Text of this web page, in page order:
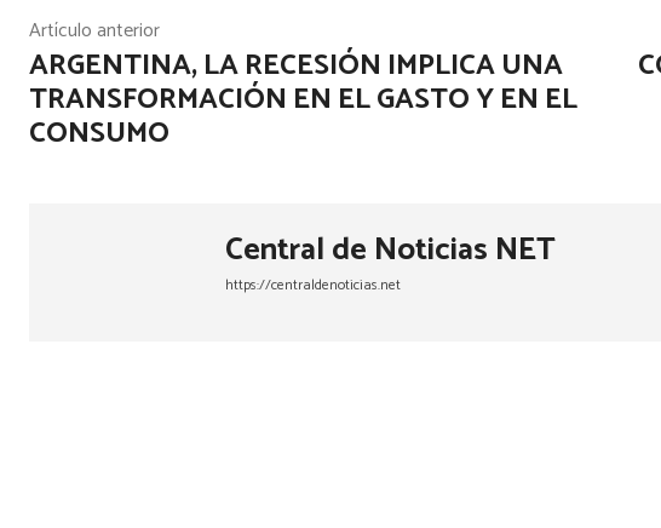
Artículo anterior
ARGENTINA, LA RECESIÓN IMPLICA UNA
TRANSFORMACIÓN EN EL GASTO Y EN EL
CONSUMO
Central de Noticias NET
https://centraldenoticias.net